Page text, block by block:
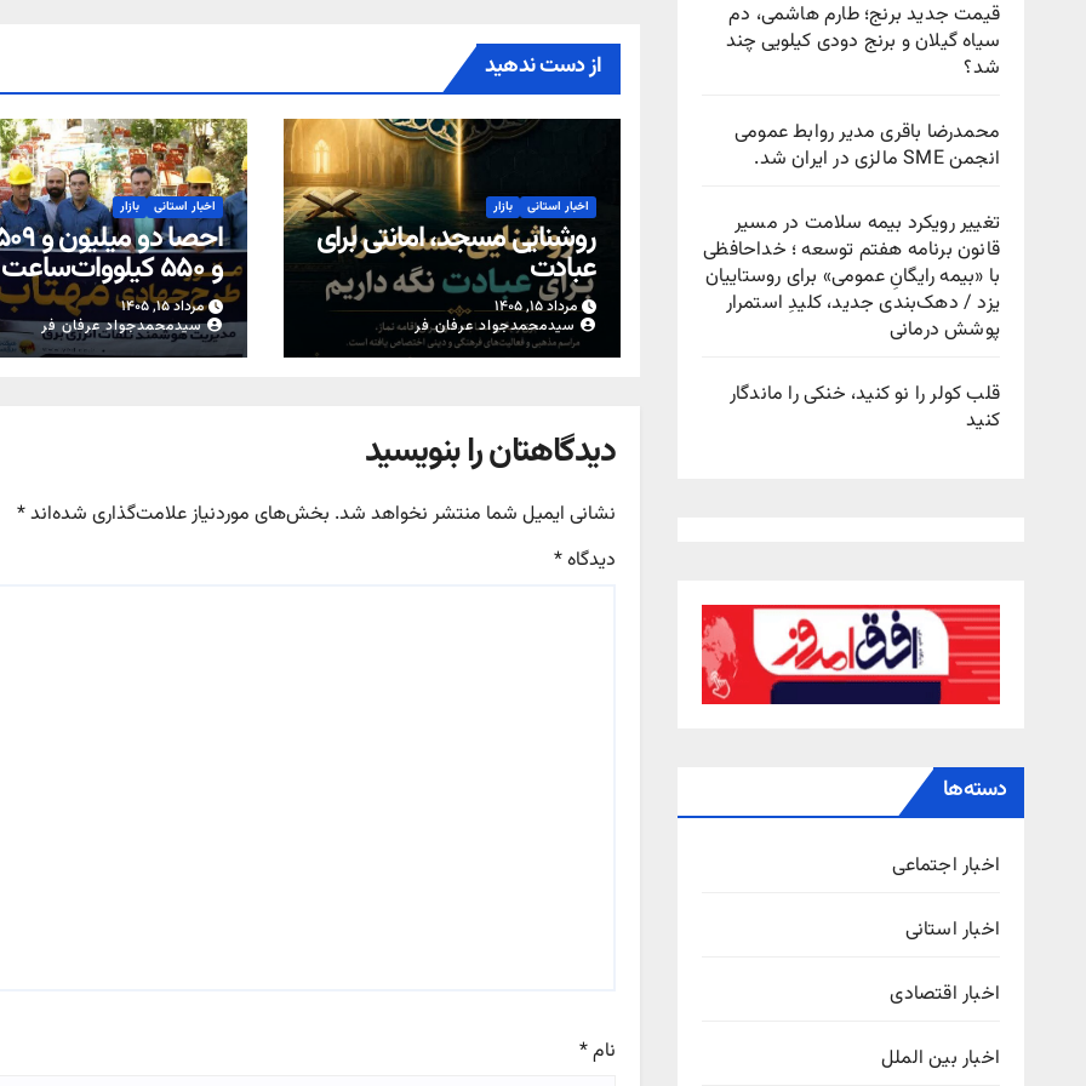
قیمت جدید برنج؛ طارم هاشمی، دم
سیاه گیلان و برنج دودی کیلویی چند
شد؟
محمدرضا باقری مدیر روابط عمومی
انجمن SME مالزی در ایران شد.
تغییر رویکرد بیمه سلامت در مسیر
قانون برنامه هفتم توسعه ؛ خداحافظی
با «بیمه رایگانِ عمومی» برای روستاییان
یزد / دهک‌بندی جدید، کلیدِ استمرار
پوشش درمانی
قلب کولر را نو کنید، خنکی را ماندگار
کنید
دسته‌ها
اخبار اجتماعی
اخبار استانی
اخبار اقتصادی
اخبار بین الملل
از دست ندهید
اخبار استانی بازار
روشنایی مسجد، امانتی برای
عبادت
مرداد ۱۵, ۱۴۰۵
سیدمحمدجواد عرفان فر
اخبار استانی بازار
و ۵۵۰
از محل تعویض
معیوب در یزد
مرداد ۱۵, ۱۴۰۵
سیدمحمدجواد عرفان فر
دیدگاهتان را بنویسید
نشانی ایمیل شما منتشر نخواهد شد. بخش‌های موردنیاز علامت‌گذاری شده‌اند*
دیدگاه*
نام*